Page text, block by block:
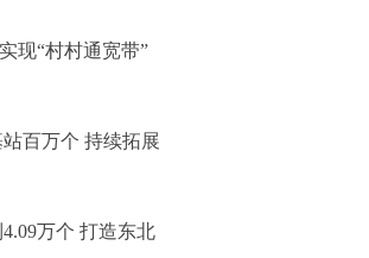
现“村村通宽带”
百万个 持续拓展
万个 打造东北